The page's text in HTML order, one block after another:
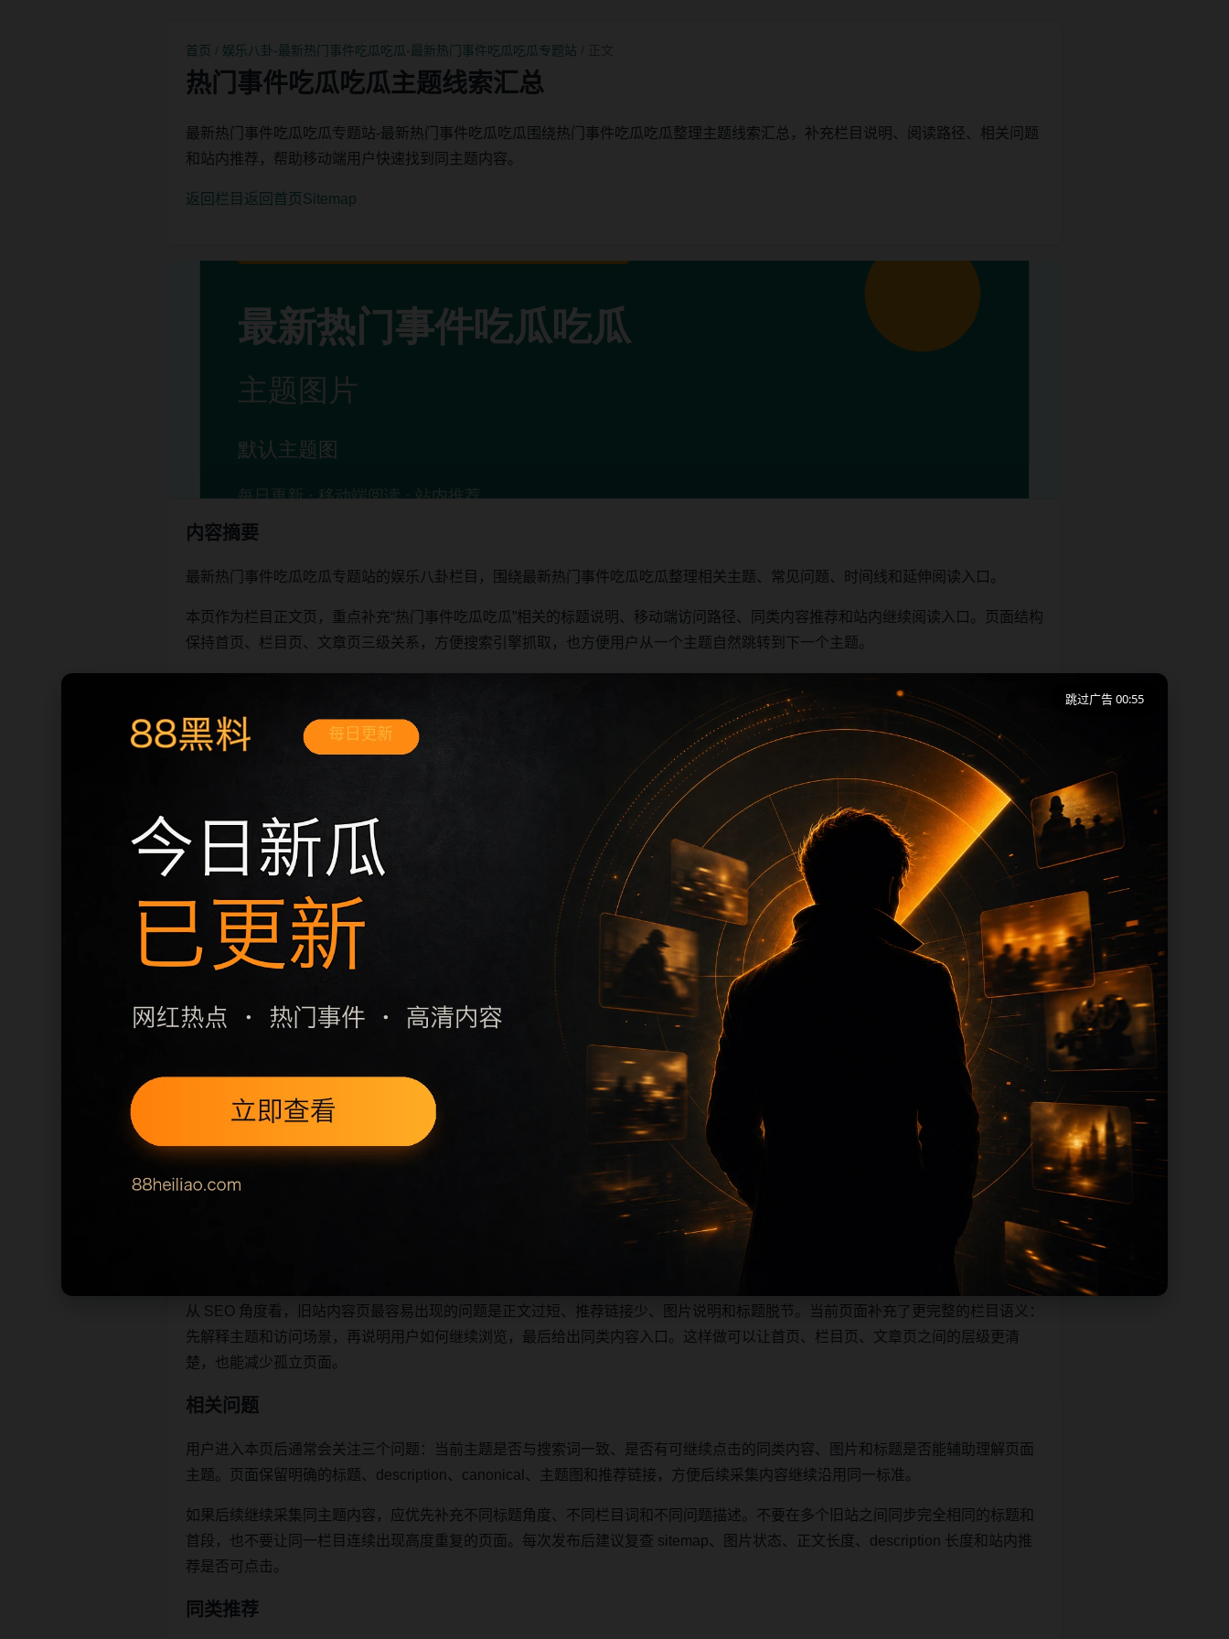
首页 娱乐八卦-最新热门事件吃瓜吃瓜-最新热门事件吃瓜吃瓜专题站
热门事件吃瓜吃瓜主题线索汇总
最新热门事件吃瓜吃瓜专题站-最新热门事件吃瓜吃瓜围绕热门事件吃瓜吃瓜整理主题线索汇总，补充栏目说明、阅读路径、相关问题
和站内推荐，帮助移动端用户快速找到同主题内容。
返回栏目 返回首页 Sitemap
内容摘要
最新热门事件吃瓜吃瓜专题站的娱乐八卦栏目，围绕最新热门事件吃瓜吃瓜整理相关主题、常见问题、时间线和延伸阅读入口。
本页作为栏目正文页，重点补充“热门事件吃瓜吃瓜”相关的标题说明、移动端访问路径、同类内容推荐和站内继续阅读入口。页面结构
保持首页、栏目页、文章页三级关系，方便搜索引擎抓取，也方便用户从一个主题自然跳转到下一个主题。
阅读建议
先确认页面标题和栏目主题是否匹配，再查看图片说明和摘要内容。
需要继续浏览时，可以从下方同类推荐进入相邻文章，减少返回首页的次数。
移动端访问建议优先使用栏目页和 sitemap，快速定位同主题内容。
同类推荐
吃瓜必备APP站内检索建议
热门事件吃瓜吃瓜主题线索汇总围绕rdsb补充搜索场景、栏目入口、图片说明和站内推荐。文章末尾保留同类推荐、上一篇和下一
篇，让用户在三次点击内找到相关页面，也让搜索引擎更容易发现站内层级。
本页不是单独堆叠关键词，而是把主题摘要、阅读顺序、相关问题和继续浏览入口放在同一页面，帮助移动端用户减少反复搜索，也
从 SEO 角度看，旧站内容页最容易出现的问题是正文过短、推荐链接少、图片说明和标题脱节。当前页面补充了更完整的栏目语义：
先解释主题和访问场景，再说明用户如何继续浏览，最后给出同类内容入口。这样做可以让首页、栏目页、文章页之间的层级更清
楚，也能减少孤立页面。
相关问题
用户进入本页后通常会关注三个问题：当前主题是否与搜索词一致、是否有可继续点击的同类内容、图片和标题是否能辅助理解页面
主题。页面保留明确的标题、description、canonical、主题图和推荐链接，方便后续采集内容继续沿用同一标准。
如果后续继续采集同主题内容，应优先补充不同标题角度、不同栏目词和不同问题描述。不要在多个旧站之间同步完全相同的标题和
首段，也不要让同一栏目连续出现高度重复的页面。每次发布后建议复查 sitemap、图片状态、正文长度、description 长度和站内推
荐是否可点击。
同类推荐
跳过广告 00:54